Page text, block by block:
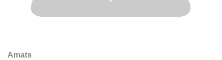
Amats